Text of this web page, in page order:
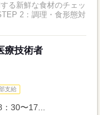
る新鮮な食材のチェッ
療技術者
支給
30〜17...